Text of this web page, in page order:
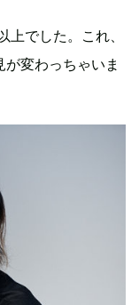
でした。これ、
変わっちゃいま